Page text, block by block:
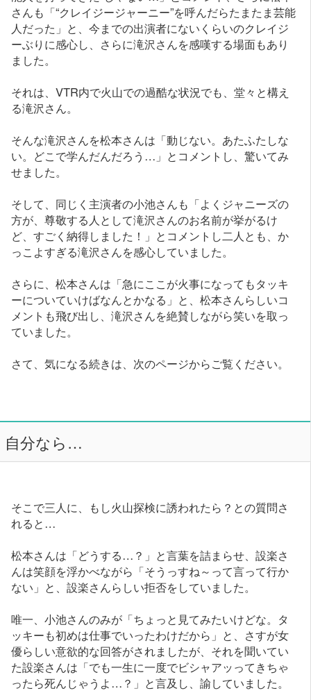
さんも「“クレイジージャーニー”を呼んだらたまたま芸能
人だった」と、今までの出演者にないくらいのクレイジ
ーぶりに感心し、さらに滝沢さんを感嘆する場面もあり
ました。
それは、VTR内で火山での過酷な状況でも、堂々と構え
る滝沢さん。
そんな滝沢さんを松本さんは「動じない。あたふたしな
い。どこで学んだんだろう…」とコメントし、驚いてみ
せました。
そして、同じく主演者の小池さんも「よくジャニーズの
方が、尊敬する人として滝沢さんのお名前が挙がるけ
ど、すごく納得しました！」とコメントし二人とも、か
っこよすぎる滝沢さんを感心していました。
さらに、松本さんは「急にここが火事になってもタッキ
ーについていけばなんとかなる」と、松本さんらしいコ
メントも飛び出し、滝沢さんを絶賛しながら笑いを取っ
ていました。
さて、気になる続きは、次のページからご覧ください。
自分なら…
そこで三人に、もし火山探検に誘われたら？との質問さ
れると…
松本さんは「どうする…？」と言葉を詰まらせ、設楽さ
んは笑顔を浮かべながら「そうっすね～って言って行か
ない」と、設楽さんらしい拒否をしていました。
唯一、小池さんのみが「ちょっと見てみたいけどな。タ
ッキーも初めは仕事でいったわけだから」と、さすが女
優らしい意欲的な回答がされましたが、それを聞いてい
た設楽さんは「でも一生に一度でビシャアッってきちゃ
ったら死んじゃうよ…？」と言及し、諭していました。